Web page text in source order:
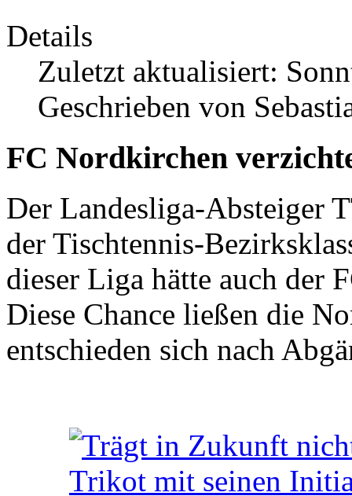
Details
Zuletzt aktualisiert:
Geschrieben von
FC Nordkirchen
Der Landesliga-Absteiger
der Tischtennis-
dieser Liga hätte auch der
Diese Chance ließen die
entschieden sich nach